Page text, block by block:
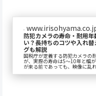
防犯カメラの寿命・耐用年
い？長持ちのコツや入れ
グも解説
国税庁が定義する防犯カメラの
が、実際の寿命は5～10年と幅
が来る前であっても、映像に乱